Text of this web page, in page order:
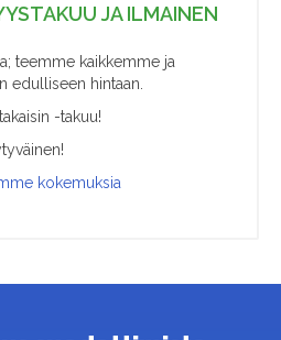
JA ILMAINEN
teemme kaikkemme ja
edulliseen hintaan.
-takuu!
kokemuksia